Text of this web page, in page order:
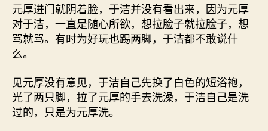
元厚进门就阴着脸，于洁并没有看出来，因为元厚
对于洁，一直是随心所欲，想拉脸子就拉脸子，想
骂就骂。有时为好玩也踢两脚，于洁都不敢说什
么。
见元厚没有意见，于洁自己先换了白色的短浴袍，
光了两只脚，拉了元厚的手去洗澡，于洁自己是洗
过的，只是为元厚洗。